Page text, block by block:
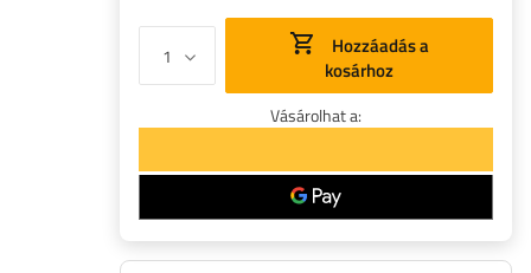
kosárhoz
Vásárolhat a: